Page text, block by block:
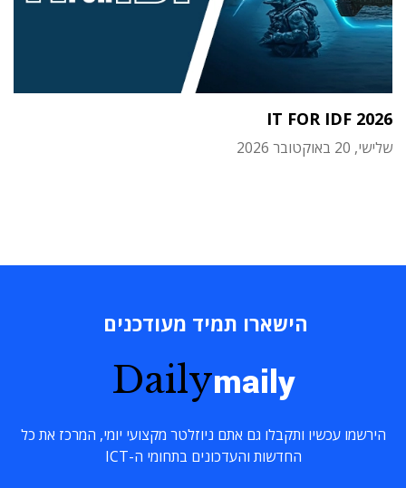
IT FOR IDF 2026
שלישי, 20 באוקטובר 2026
הישארו תמיד מעודכנים
Dailymaily
הירשמו עכשיו ותקבלו גם אתם ניוזלטר מקצועי יומי, המרכז את כל
החדשות והעדכונים בתחומי ה-ICT